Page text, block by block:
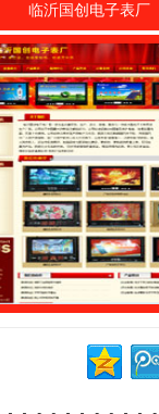
临沂国创电子表厂